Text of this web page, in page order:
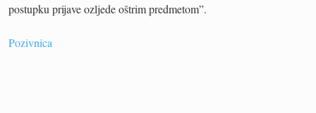
postupku prijave ozljede oštrim predmetom”.
Pozivnica